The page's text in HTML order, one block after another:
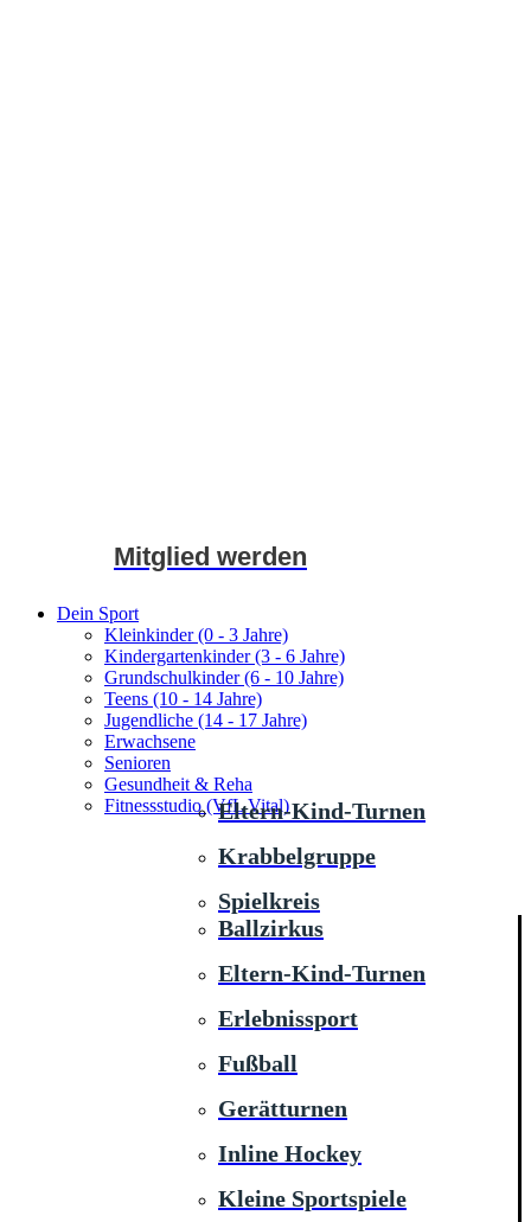
Mitglied werden
Dein Sport
Kleinkinder (0 - 3 Jahre)
Kindergartenkinder (3 - 6 Jahre)
Grundschulkinder (6 - 10 Jahre)
Teens (10 - 14 Jahre)
Jugendliche (14 - 17 Jahre)
Erwachsene
Senioren
Gesundheit & Reha
Fitnessstudio (VfL Vital)Eltern-Kind-Turnen
Krabbelgruppe
Spielkreis
Ballzirkus
Eltern-Kind-Turnen
Erlebnissport
Fußball
Gerätturnen
Inline Hockey
Kleine Sportspiele